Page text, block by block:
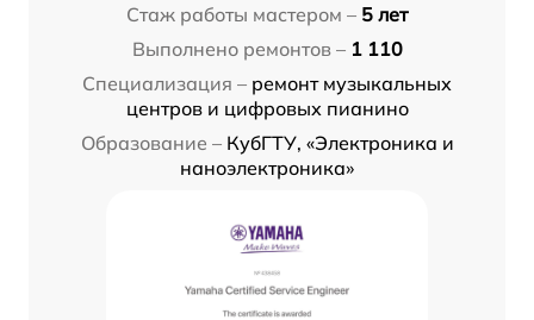
Стаж работы мастером – 5 лет
Выполнено ремонтов – 1 110
Специализация – ремонт музыкальных
центров и цифровых пианино
Образование – КубГТУ, «Электроника и
наноэлектроника»